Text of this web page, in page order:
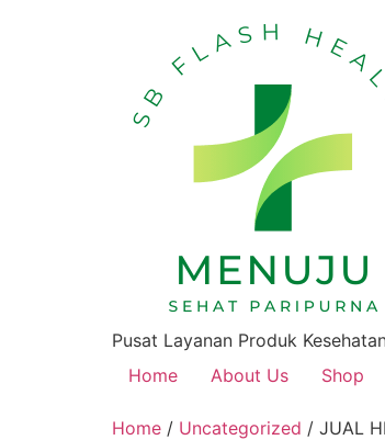
Pusat Layanan Produk
Home
About Us Shop
Home / Uncategorized / JUAL